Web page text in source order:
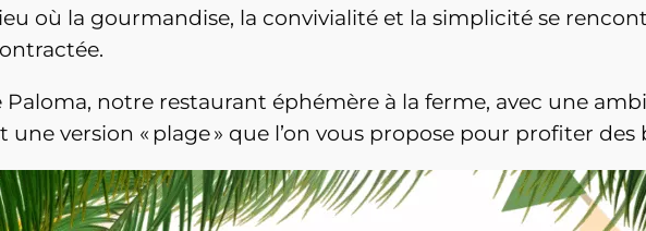
où la gourmandise, la convivialité et la simplicité se
Paloma, notre restaurant éphémère à la ferme, avec une
une version « plage » que l’on vous propose pour profiter des